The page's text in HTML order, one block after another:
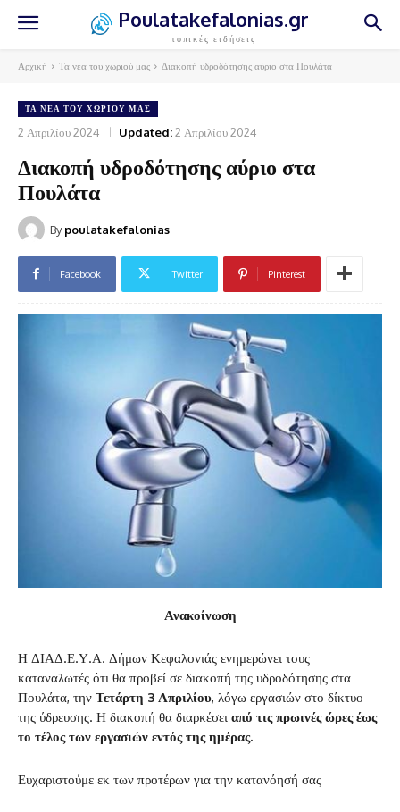
Poulatakefalonias.gr
τοπικές ειδήσεις
Αρχική Τα νέα του χωριού μας Διακοπή υδροδότησης αύριο στα Πουλάτα
ΤΑ ΝΈΑ ΤΟΥ ΧΩΡΙΟΎ ΜΑΣ
2 Απριλίου 2024 Updated:2 Απριλίου 2024
Διακοπή υδροδότησης αύριο στα
Πουλάτα
By poulatakefalonias
Facebook Twitter Pinterest
Ανακοίνωση
Η ΔΙΑΔ.Ε.Υ.Α. Δήμων Κεφαλονιάς ενημερώνει τους
καταναλωτές ότι θα προβεί σε διακοπή της υδροδότησης στα
Πουλάτα, την Τετάρτη 3 Απριλίου, λόγω εργασιών στο δίκτυο
της ύδρευσης. Η διακοπή θα διαρκέσει από τις πρωινές ώρες έως
το τέλος των εργασιών εντός της ημέρας.
Ευχαριστούμε εκ των προτέρων για την κατανόησή σας